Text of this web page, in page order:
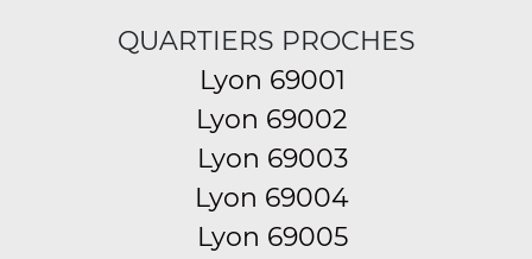
QUARTIERS PROCHES
Lyon 69001
Lyon 69002
Lyon 69003
Lyon 69004
Lyon 69005